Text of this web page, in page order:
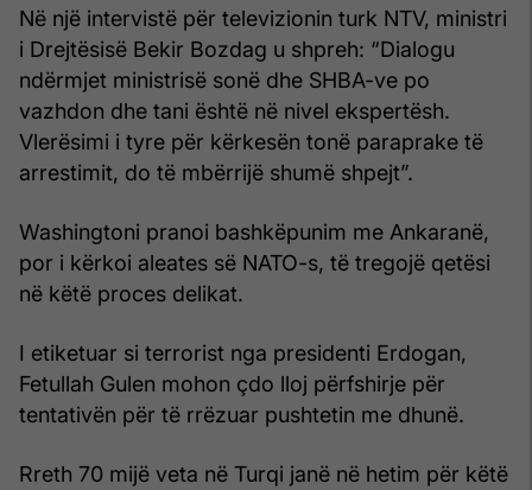
Në një intervistë për televizionin turk NTV, ministri
i Drejtësisë Bekir Bozdag u shpreh: “Dialogu
ndërmjet ministrisë sonë dhe SHBA-ve po
vazhdon dhe tani është në nivel ekspertësh.
Vlerësimi i tyre për kërkesën tonë paraprake të
arrestimit, do të mbërrijë shumë shpejt”.
Washingtoni pranoi bashkëpunim me Ankaranë,
por i kërkoi aleates së NATO-s, të tregojë qetësi
në këtë proces delikat.
I etiketuar si terrorist nga presidenti Erdogan,
Fetullah Gulen mohon çdo lloj përfshirje për
tentativën për të rrëzuar pushtetin me dhunë.
Rreth 70 mijë veta në Turqi janë në hetim për këtë